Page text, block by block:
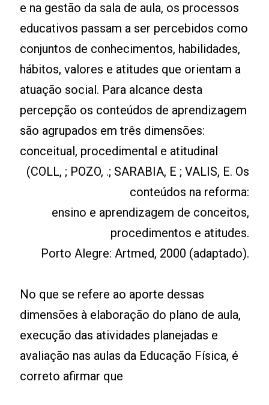
e na gestão da sala de aula, os processos
educativos passam a ser percebidos como
conjuntos de conhecimentos, habilidades,
hábitos, valores e atitudes que orientam a
atuação social. Para alcance desta
percepção os conteúdos de aprendizagem
são agrupados em três dimensões:
conceitual, procedimental e atitudinal
(COLL, ; POZO, .; SARABIA, E ; VALIS, E. Os
conteúdos na reforma:
ensino e aprendizagem de conceitos,
procedimentos e atitudes.
Porto Alegre: Artmed, 2000 (adaptado).
No que se refere ao aporte dessas
dimensões à elaboração do plano de aula,
execução das atividades planejadas e
avaliação nas aulas da Educação Física, é
correto afirmar que